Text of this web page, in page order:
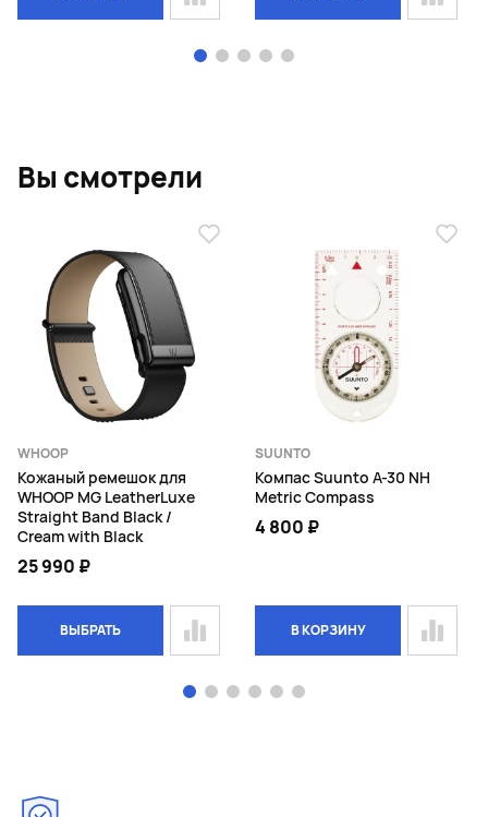
Вы смотрели
WHOOP
Кожаный ремешок для
WHOOP MG LeatherLuxe
Straight Band Black /
Cream with Black
25 990 ₽
ВЫБРАТЬ
SUUNTO
Компас Suunto A-30 NH
Metric Compass
4 800 ₽
В КОРЗИНУ